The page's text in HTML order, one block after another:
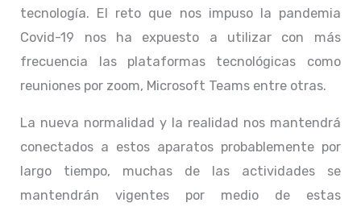
tecnología. El reto que nos impuso la pandemia
Covid-19 nos ha expuesto a utilizar con más
frecuencia las plataformas tecnológicas como
reuniones por zoom, Microsoft Teams entre otras.
La nueva normalidad y la realidad nos mantendrá
conectados a estos aparatos probablemente por
largo tiempo, muchas de las actividades se
mantendrán vigentes por medio de estas